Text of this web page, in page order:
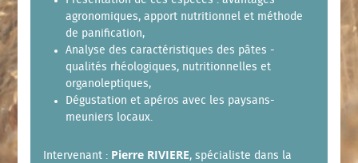
agronomiques, apport nutritionnel et méthode
de panification,
Analyse des caractéristiques des pâtes -
qualités rhéologiques, nutritionnelles et
organoleptiques,
Dégustation et apéros avec les paysans-
meuniers locaux.
Intervenant : Pierre RIVIERE, spécialiste dans la